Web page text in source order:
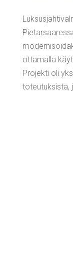
ottamalla
Projekti oli
toteutuksista,